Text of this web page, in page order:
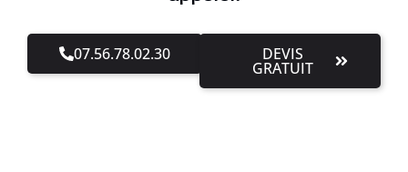
07.56.78.02.30 DEVIS
GRATUIT